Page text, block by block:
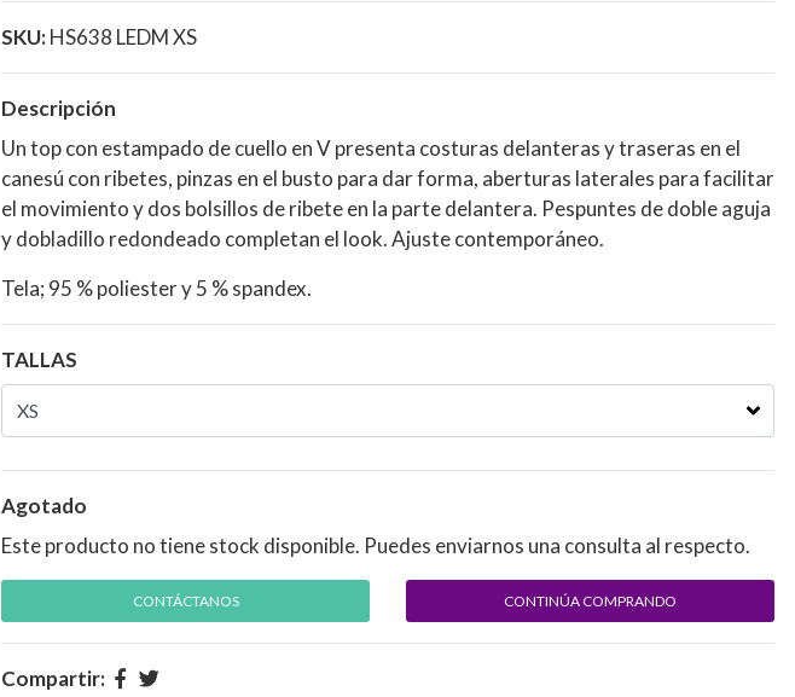
SKU:HS638 LEDM XS
Descripción
Un top con estampado de cuello en V presenta costuras delanteras y traseras en el
canesú con ribetes, pinzas en el busto para dar forma, aberturas laterales para facilitar
el movimiento y dos bolsillos de ribete en la parte delantera. Pespuntes de doble aguja
y dobladillo redondeado completan el look. Ajuste contemporáneo.
Tela; 95 % poliester y 5 % spandex.
TALLAS
Agotado
Este producto no tiene stock disponible. Puedes enviarnos una consulta al respecto.
CONTÁCTANOS CONTINÚA COMPRANDO
Compartir: